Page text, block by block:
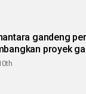
gandeng
proyek